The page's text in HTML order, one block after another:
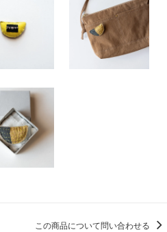
この商品について問い合わせる